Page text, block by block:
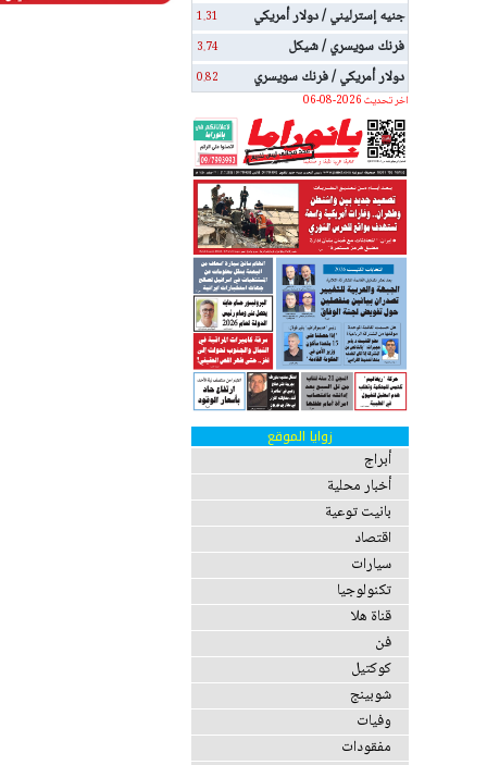
جنيه إسترليني / دولار أمريكي 1.31
فرنك سويسري / شيكل 3.74
دولار أمريكي / فرنك سويسري
0.82
اخر تحديث 2026-08-06
زوايا الموقع
أبراج
أخبار محلية
بانيت توعية
اقتصاد
سيارات
تكنولوجيا
قناة هلا
فن
كوكتيل
شوبينج
وفيات
مفقودات